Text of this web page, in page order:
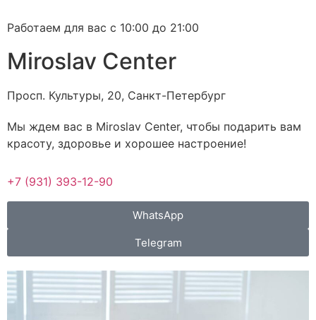
Работаем для вас с 10:00 до 21:00
Miroslav Сenter
Просп. Культуры, 20, Санкт-Петербург
Мы ждем вас в Miroslav Сenter, чтобы подарить вам
красоту, здоровье и хорошее настроение!
+7 (931) 393-12-90
WhatsApp
Telegram